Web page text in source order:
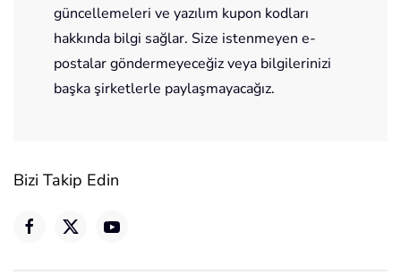
güncellemeleri ve yazılım kupon kodları
hakkında bilgi sağlar. Size istenmeyen e-
postalar göndermeyeceğiz veya bilgilerinizi
başka şirketlerle paylaşmayacağız.
Bizi Takip Edin